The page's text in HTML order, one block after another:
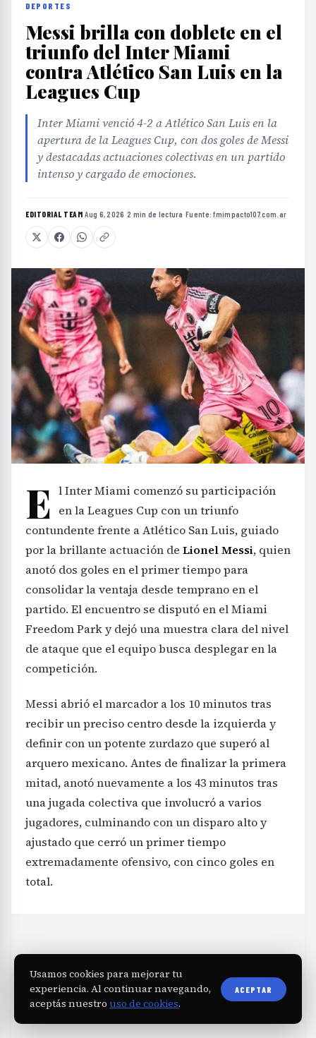
DEPORTES
Messi brilla con doblete en el
triunfo del Inter Miami
contra Atlético San Luis en la
Leagues Cup
Inter Miami venció 4-2 a Atlético San Luis en la
apertura de la Leagues Cup, con dos goles de Messi
y destacadas actuaciones colectivas en un partido
intenso y cargado de emociones.
EDITORIAL TEAM·Aug 6, 2026 ·2 min de lectura ·Fuente:fmimpacto107.com.ar
E l Inter Miami comenzó su participación
en la Leagues Cup con un triunfo
contundente frente a Atlético San Luis, guiado
por la brillante actuación de Lionel Messi, quien
anotó dos goles en el primer tiempo para
consolidar la ventaja desde temprano en el
partido. El encuentro se disputó en el Miami
Freedom Park y dejó una muestra clara del nivel
de ataque que el equipo busca desplegar en la
competición.
Messi abrió el marcador a los 10 minutos tras
recibir un preciso centro desde la izquierda y
definir con un potente zurdazo que superó al
arquero mexicano. Antes de finalizar la primera
mitad, anotó nuevamente a los 43 minutos tras
una jugada colectiva que involucró a varios
jugadores, culminando con un disparo alto y
ajustado que cerró un primer tiempo
extremadamente ofensivo, con cinco goles en
total.
Usamos cookies para mejorar tu
experiencia. Al continuar navegando,
aceptás nuestro uso de cookies.
ACEPTAR